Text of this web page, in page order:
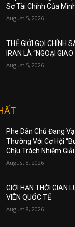
Sơ Tài Chính Của
August 5, 2026
THẾ GIỚI GỌI CHÍNH
IRAN LÀ “NGOẠI
August 5, 2026
Phe Dân Chủ Đang
Thường Với Cơ Hội
Chịu Trách Nhiệm Giải
August 8, 2026
GIỚI HẠN THỜI GIAN
VIÊN QUỐC TẾ
August 8, 2026